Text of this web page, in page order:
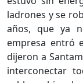
ladrones y se
años, que ya
empresa entró
dijeron a
interconectar